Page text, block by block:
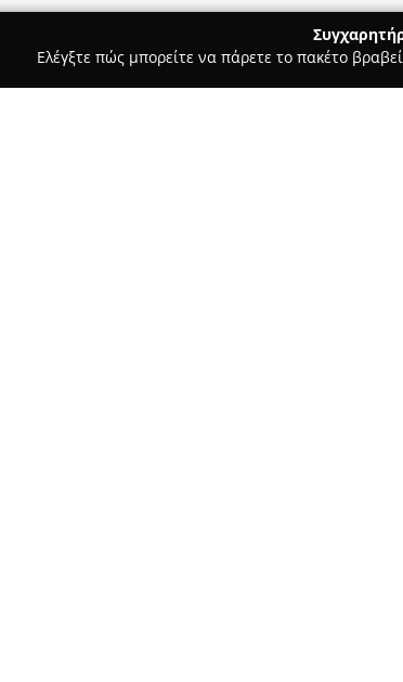
Ελέγξτε πώς μπορείτε να πάρετε το πακέτο